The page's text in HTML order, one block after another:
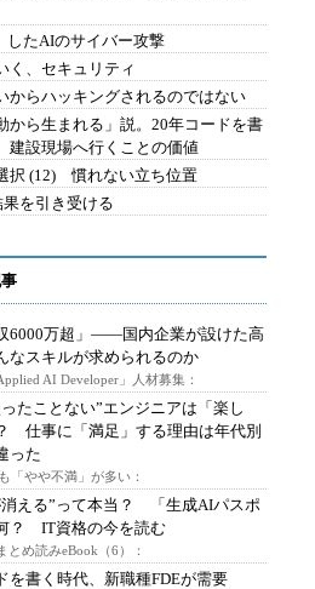
したAIのサイバー攻撃
く、セキュリティ
からハッキングされるのではない
から生まれる」説。20年コードを書
建設現場へ行くことの価値
択 (12) 慣れない立ち位置
を引き受ける
6000万超」――国内企業が設けた高
スキルが求められるのか
AI Developer」人材募集：
たことない”エンジニアは「楽し
仕事に「満足」する理由は年代別
った
「やや不満」が多い：
消える”って本当？ 「生成AIパスポ
？ IT資格の今を読む
とめ読みeBook（6）：
を書く時代、新職種FDEが需要